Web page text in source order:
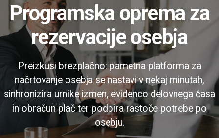
Programska oprema za
rezervacije osebja
Preizkusi brezplačno: pametna platforma za
načrtovanje osebja se nastavi v nekaj minutah,
sinhronizira urnike izmen, evidenco delovnega časa
in obračun plač ter podpira rastoče potrebe po
osebju.